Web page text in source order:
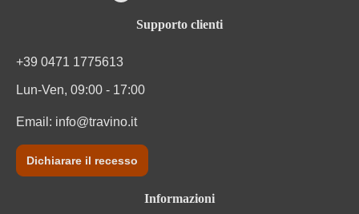
Supporto clienti
+39 0471 1775613
Lun-Ven, 09:00 - 17:00
Email: info@travino.it
Dichiarare il recesso
Informazioni